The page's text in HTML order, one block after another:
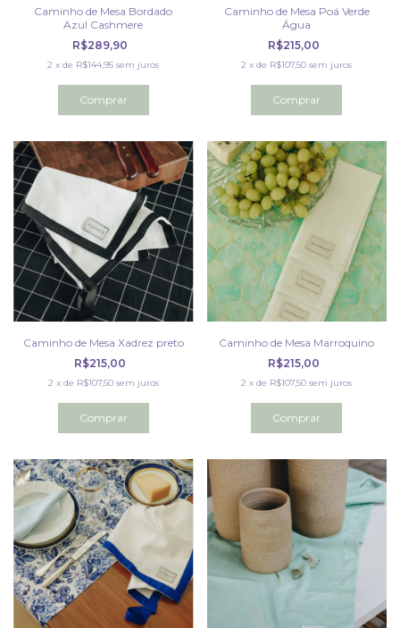
Caminho de Mesa Bordado
Azul Cashmere
R$289,90
2 xde R$144,95 sem juros
Caminho de Mesa Poá Verde
Água
R$215,00
2 xde R$107,50 sem juros
Caminho de Mesa Xadrez preto
R$215,00
2 x de R$107,50 sem juros
Caminho de Mesa Marroquino
R$215,00
2 xde R$107,50 sem juros